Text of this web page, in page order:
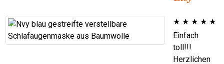
★ ★ ★ ★ ★
Einfach
toll!!!
Herzlichen